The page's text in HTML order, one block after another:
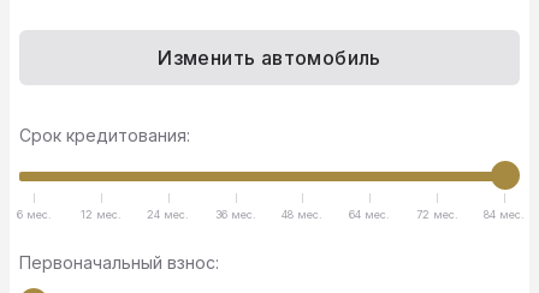
Изменить автомобиль
Срок кредитования:
6 мес. 12 мес. 24 мес. 36 мес. 48 мес. 64 мес. 72 мес. 84 мес.
Первоначальный взнос: